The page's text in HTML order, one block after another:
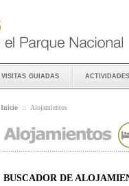
visitas guiadas actividades
Inicio :: Alojamientos
BUSCADOR DE